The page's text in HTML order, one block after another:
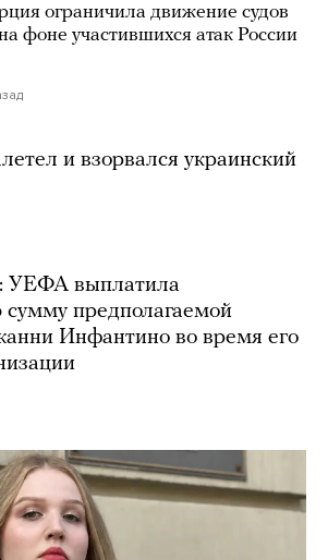
ограничила движение судов
фоне участившихся атак России
и взорвался украинский
УЕФА выплатила
предполагаемой
Инфантино во время его